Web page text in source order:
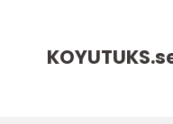
KOYUTUKS.